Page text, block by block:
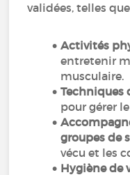
validées, telles
Activités
entretenir
musculaire.
pour gérer
groupes de
vécu et les
Hygiène de